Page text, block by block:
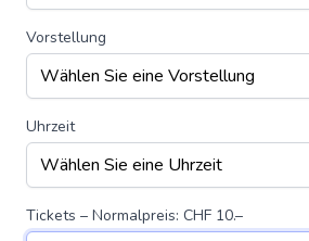
Vorstellung
Uhrzeit
Tickets – Normalpreis: CHF 10.–